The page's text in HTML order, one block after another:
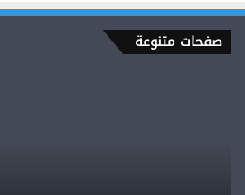
صفحات متنوعة